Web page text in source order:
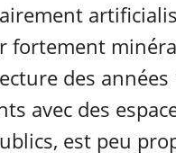
fortement
des
avec des
est peu